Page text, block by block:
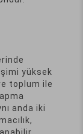
yüksek
toplum ile
anda iki